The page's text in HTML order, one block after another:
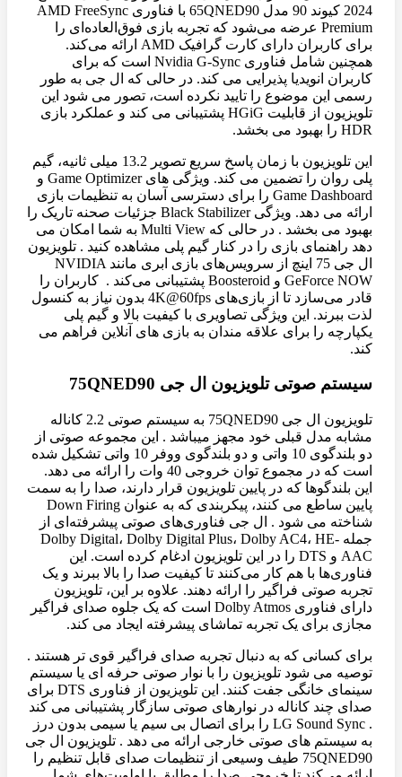
2024 کیوند 90 مدل 65QNED90 با فناوری AMD FreeSync
Premium عرضه می‌شود که تجربه بازی فوق‌العاده‌ای را
برای کاربران دارای کارت گرافیک AMD ارائه می‌کند.
همچنین شامل فناوری Nvidia G-Sync است که برای
کاربران انویدیا پذیرایی می کند. در حالی که ال جی به طور
رسمی این موضوع را تایید نکرده است، تصور می شود این
تلویزیون از قابلیت HGiG پشتیبانی می کند و عملکرد بازی
HDR را بهبود می بخشد.
این تلویزیون با زمان پاسخ سریع تصویر 13.2 میلی ثانیه، گیم
پلی روان را تضمین می کند. ویژگی های Game Optimizer و
Game Dashboard را برای دسترسی آسان به تنظیمات بازی
ارائه می دهد. ویژگی Black Stabilizer جزئیات صحنه تاریک را
بهبود می بخشد . در حالی که Multi View به شما امکان می
دهد راهنمای بازی را در کنار گیم پلی مشاهده کنید . تلویزیون
ال جی 75 اینچ از سرویس‌های بازی ابری مانند NVIDIA
GeForce NOW و Boosteroid پشتیبانی می‌کند . کاربران را
قادر می‌سازد تا از بازی‌های 4K@60fps بدون نیاز به کنسول
لذت ببرند. این ویژگی تصاویری با کیفیت بالا و گیم پلی
یکپارچه را برای علاقه مندان به بازی های آنلاین فراهم می
کند.
سیستم صوتی تلویزیون ال جی 75QNED90
تلویزیون ال جی 75QNED90 به سیستم صوتی 2.2 کاناله
مشابه مدل قبلی خود مجهز میباشد . این مجموعه صوتی از
دو بلندگوی 10 واتی و دو بلندگوی ووفر 10 واتی تشکیل شده
است که در مجموع توان خروجی 40 وات را ارائه می دهد.
این بلندگوها که در پایین تلویزیون قرار دارند، صدا را به سمت
پایین ساطع می کنند، پیکربندی که به عنوان Down Firing
شناخته می شود . ال جی فناوری‌های صوتی پیشرفته‌ای از
جمله Dolby Digital، Dolby Digital Plus، Dolby AC4، HE-
AAC و DTS را در این تلویزیون ادغام کرده است. این
فناوری‌ها با هم کار می‌کنند تا کیفیت صدا را بالا ببرند و یک
تجربه صوتی فراگیر را ارائه دهند. علاوه بر این، تلویزیون
دارای فناوری Dolby Atmos است که یک جلوه صدای فراگیر
مجازی برای یک تجربه تماشای پیشرفته ایجاد می کند.
برای کسانی که به دنبال تجربه صدای فراگیر قوی تر هستند .
توصیه می شود تلویزیون را با نوار صوتی حرفه ای یا سیستم
سینمای خانگی جفت کنند. این تلویزیون از فناوری DTS برای
صدای چند کاناله در نوارهای صوتی سازگار پشتیبانی می کند
. LG Sound Sync را برای اتصال بی سیم یا سیمی بدون درز
به سیستم های صوتی خارجی ارائه می دهد . تلویزیون ال جی
75QNED90 طیف وسیعی از تنظیمات صدای قابل تنظیم را